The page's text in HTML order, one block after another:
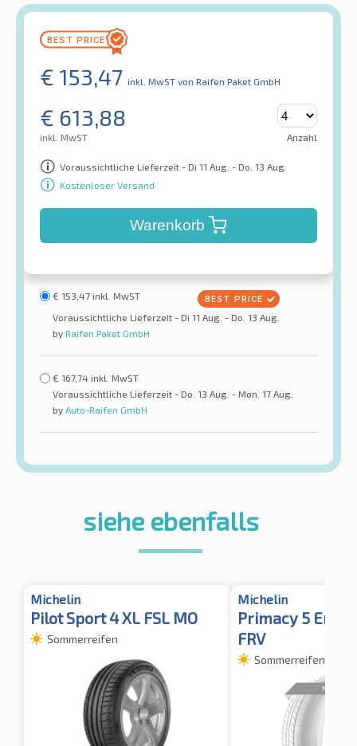
€ 153,47 inkl. MwST von Raifen Paket GmbH
€ 613,88
inkl. MwST Anzahl
Voraussichtliche Lieferzeit - Di 11 Aug. - Do. 13 Aug.
Kostenloser Versand
Warenkorb
€ 153,47 inkl. MwST
Voraussichtliche Lieferzeit - Di 11 Aug. - Do. 13 Aug.
by Raifen Paket GmbH
€ 167,74 inkl. MwST
Voraussichtliche Lieferzeit - Do. 13 Aug. - Mon. 17 Aug.
by Auto-Raifen GmbH
siehe ebenfalls
Michelin
Pilot Sport 4 XL FSL MO
Sommerreifen
Michelin
Primacy 5
FRV
Sommerreifen